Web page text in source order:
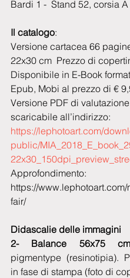
Bardi 1 -  Stand 52, corsia A
Il catalogo:
Versione cartacea 66
22x30 cm  Prezzo di
Disponibile in E-Book
Epub, Mobi al prezzo di €
Versione PDF di valutazione
scaricabile all’indirizzo:
https://lephotoart.com/
public/
Approfondimento:
https://
fair/
Didascalie delle immagini
2- Balance 56x75 cm
pigmentype (resinotipia).
in fase di stampa (foto di